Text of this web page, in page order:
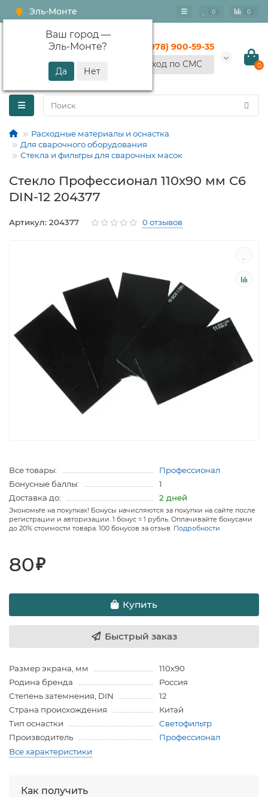
Эль-Монте
Ваш город —
Эль-Монте?
0 0
+7 (978) 900-59-35
Вход по СМС
0
Расходные материалы и оснастка
Для сварочного оборудования
Стекла и фильтры для сварочных масок
Стекло Профессионал 110х90 мм С6
DIN-12 204377
Артикул: 204377 0 отзывов
Все товары:
Профессионал
Бонусные баллы:
1
Доставка до:
2 дней
Экономьте на покупках! Бонусы начисляются за покупки на сайте после
регистрации и авторизации. 1 бонус = 1 рубль. Оплачивайте бонусами
до 20% стоимости товара. 100 бонусов за отзыв. Подробности
80₽
Купить
Быстрый заказ
Размер экрана, мм
110х90
Родина бренда
Россия
Степень затемнения, DIN
12
Страна происхождения
Китай
Тип оснастки
Светофильтр
Производитель
Профессионал
Все характеристики
Как получить